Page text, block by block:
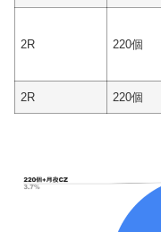
2R 220個
2R 220個